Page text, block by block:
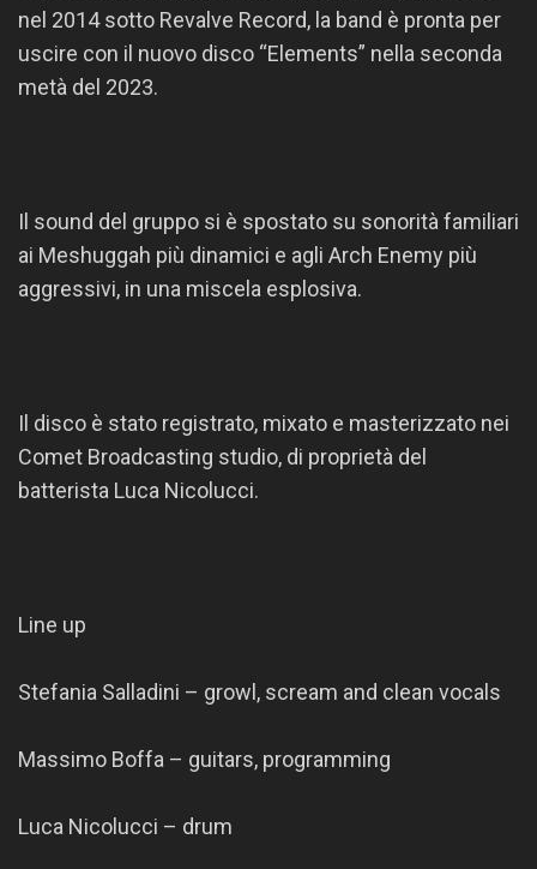
nel 2014 sotto Revalve Record, la band è pronta per
uscire con il nuovo disco “Elements” nella seconda
metà del 2023.
Il sound del gruppo si è spostato su sonorità familiari
ai Meshuggah più dinamici e agli Arch Enemy più
aggressivi, in una miscela esplosiva.
Il disco è stato registrato, mixato e masterizzato nei
Comet Broadcasting studio, di proprietà del
batterista Luca Nicolucci.
Line up
Stefania Salladini – growl, scream and clean vocals
Massimo Boffa – guitars, programming
Luca Nicolucci – drum